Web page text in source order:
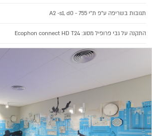
תגובות בשריפה ע"פ ת"י 755 - A2 -s1, d0
התקנה על גבי פרופיל מסוג: Ecophon connect HD T24